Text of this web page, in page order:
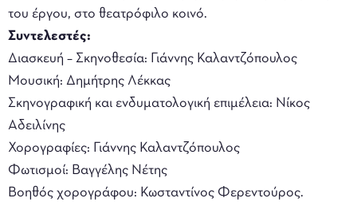
του έργου, στο θεατρόφιλο κοινό.
Συντελεστές:
Διασκευή – Σκηνοθεσία: Γιάννης Καλαντζόπουλος
Μουσική: Δημήτρης Λέκκας
Σκηνογραφική και ενδυματολογική επιμέλεια: Νίκος
Αδειλίνης
Χορογραφίες: Γιάννης Καλαντζόπουλος
Φωτισμοί: Βαγγέλης Νέτης
Βοηθός χορογράφου: Κωσταντίνος Φερεντούρος.